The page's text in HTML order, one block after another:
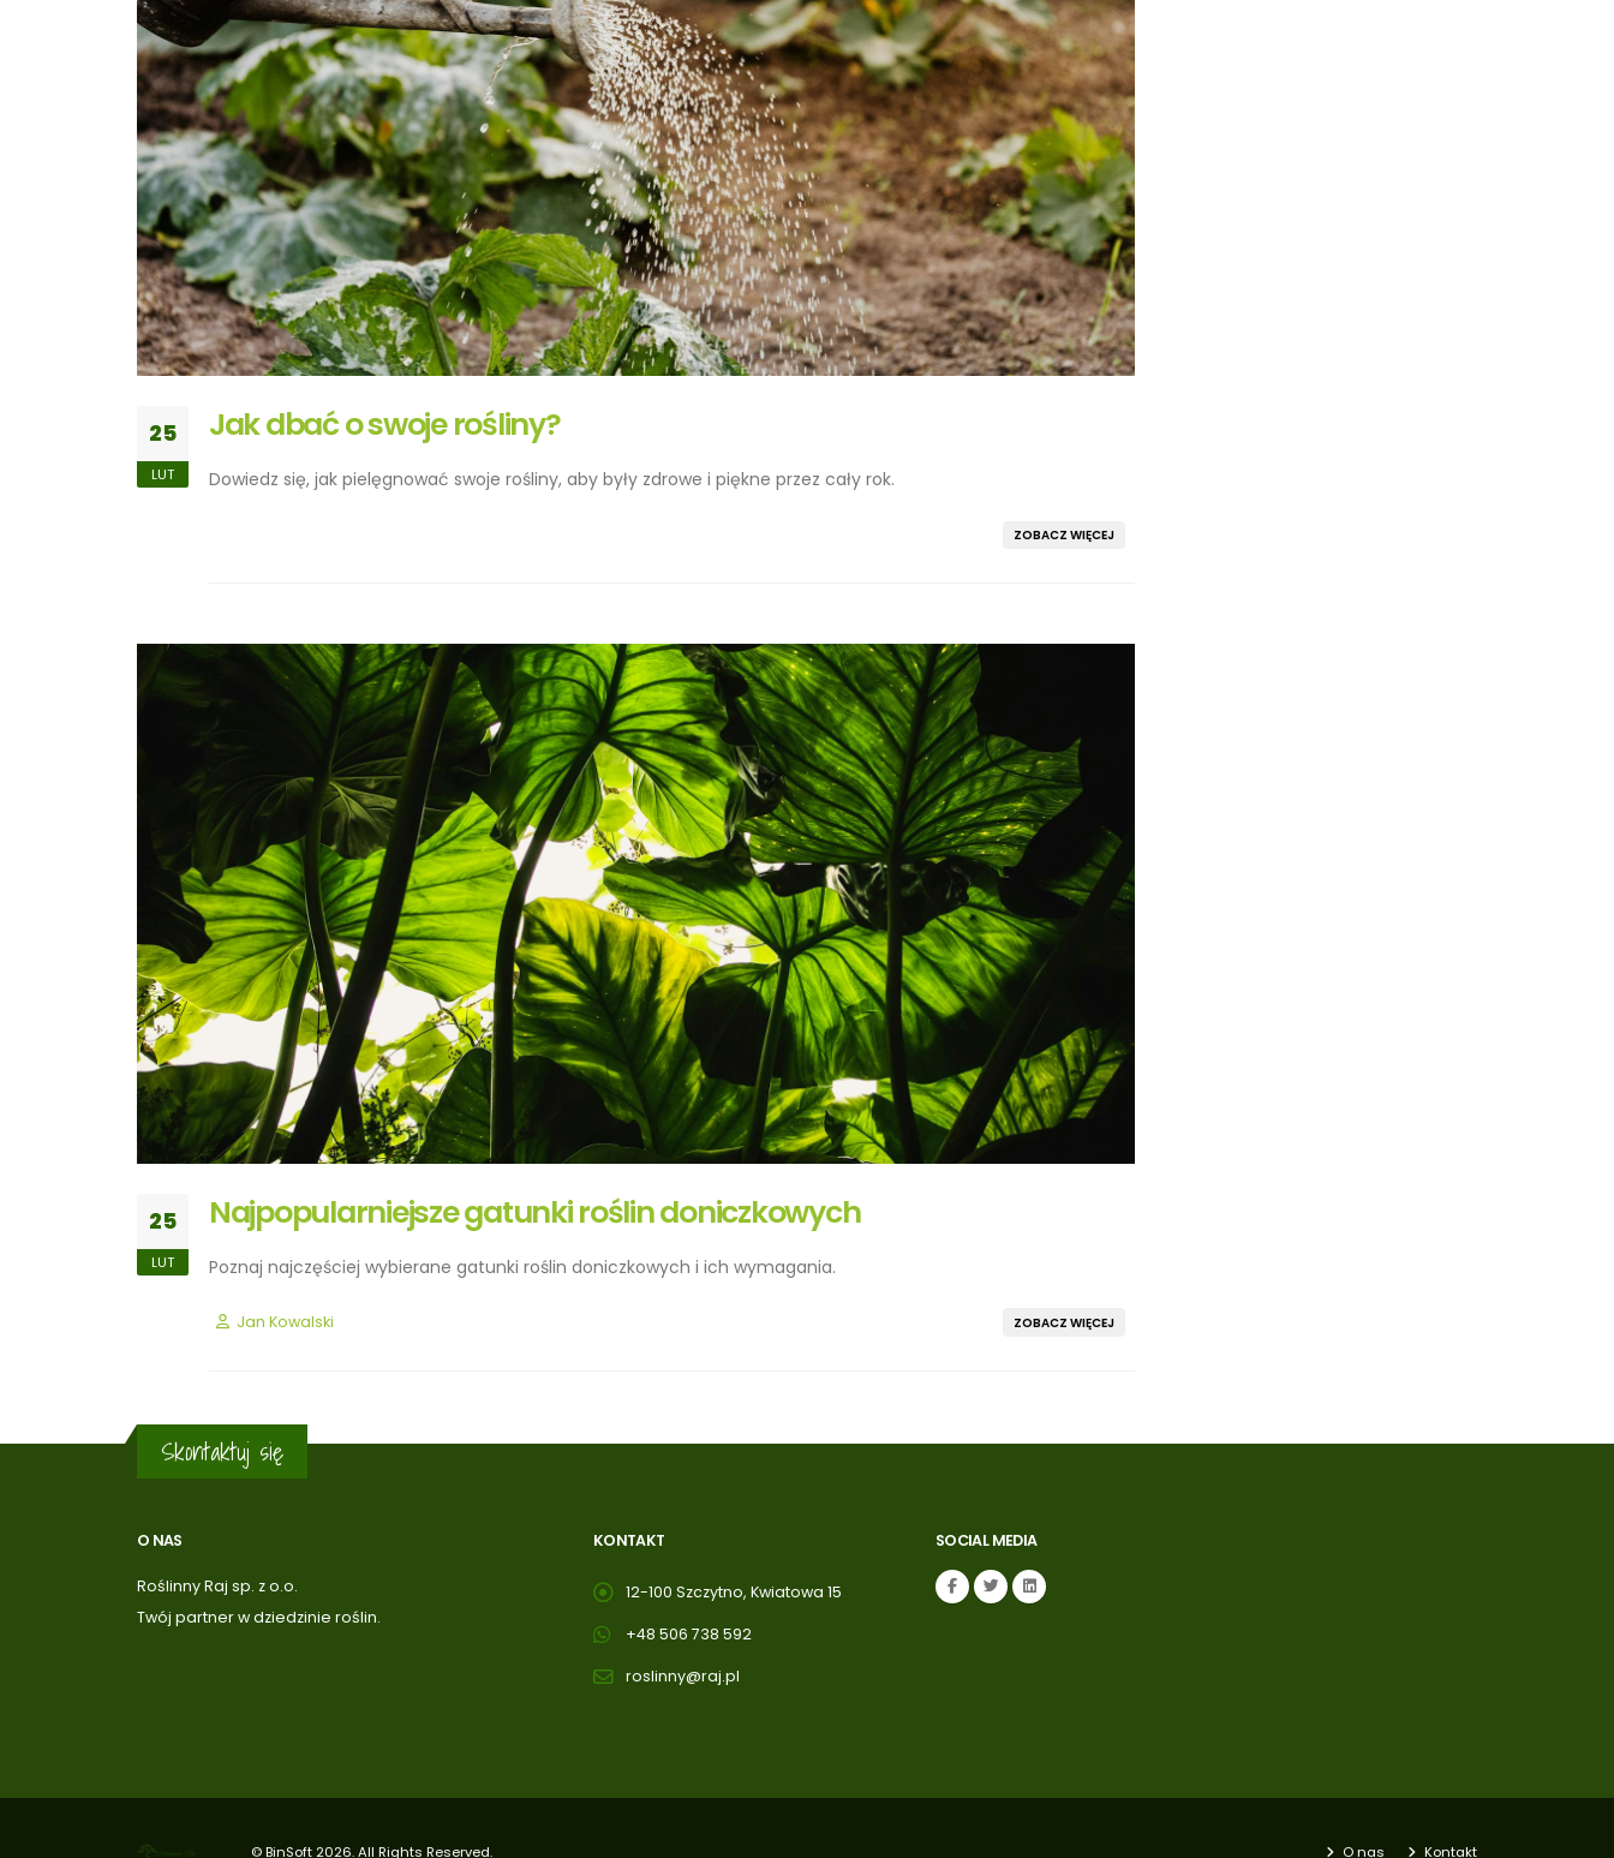
25
LUT
Jak dbać o swoje rośliny?
Dowiedz się, jak pielęgnować swoje rośliny, aby były zdrowe i piękne przez cały rok.
ZOBACZ WIĘCEJ
25
LUT
Najpopularniejsze gatunki roślin doniczkowych
Poznaj najczęściej wybierane gatunki roślin doniczkowych i ich wymagania.
Jan Kowalski ZOBACZ WIĘCEJ
Skontaktuj się
O NAS
Roślinny Raj sp. z o.o.
Twój partner w dziedzinie roślin.
KONTAKT
12-100 Szczytno, Kwiatowa 15
+48 506 738 592
roslinny@raj.pl
SOCIAL MEDIA
©BinSoft 2026. All Rights Reserved. O nas Kontakt